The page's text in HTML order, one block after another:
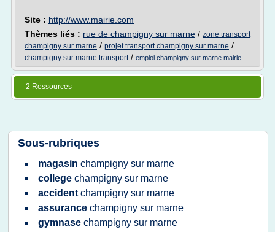
Site : http://www.mairie.com
Thèmes liés : rue de champigny sur marne / zone transport
champigny sur marne / projet transport champigny sur marne /
champigny sur marne transport/ emploi champigny sur marne mairie
2 Ressources
Sous-rubriques
magasin champigny sur marne
college champigny sur marne
accident champigny sur marne
assurance champigny sur marne
gymnase champigny sur marne